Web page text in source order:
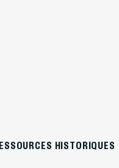
HISTORIQUES